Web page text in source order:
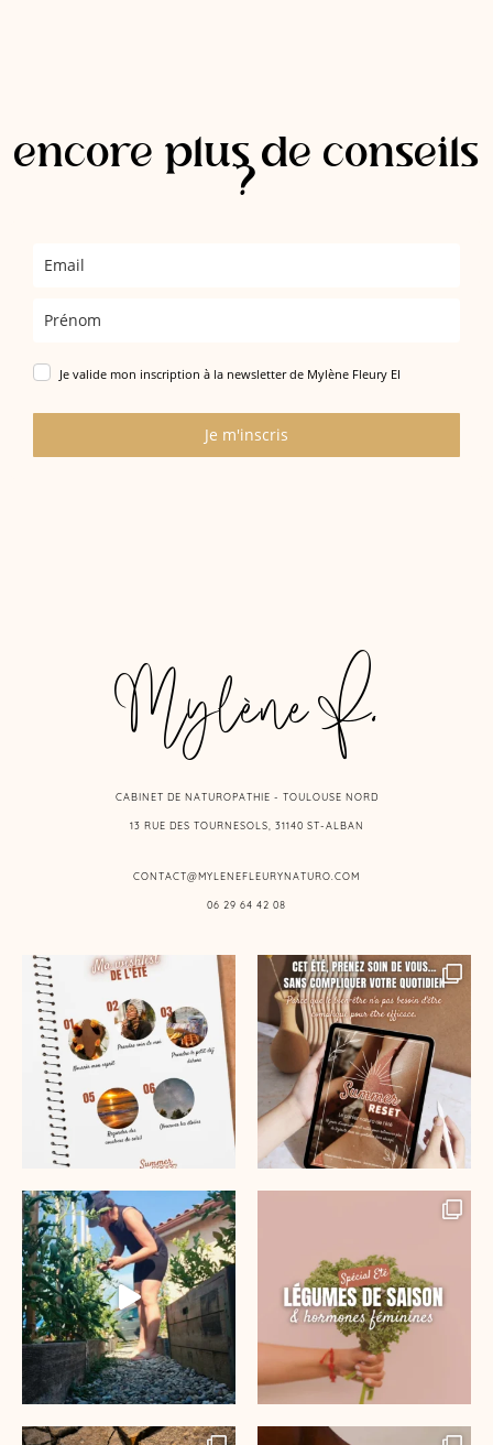
encore plus de conseils
?
Je valide mon inscription à la newsletter de Mylène Fleury EI
Je m'inscris
Mylène F.
CABINET DE NATUROPATHIE - TOULOUSE NORD
13 RUE DES TOURNESOLS, 31140 ST-ALBAN
CONTACT@MYLENEFLEURYNATURO.COM
06 29 64 42 08